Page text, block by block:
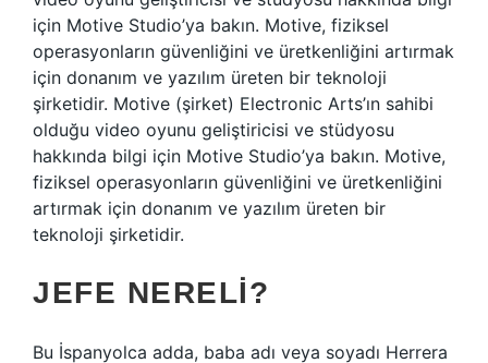
için Motive Studio’ya bakın. Motive, fiziksel
operasyonların güvenliğini ve üretkenliğini artırmak
için donanım ve yazılım üreten bir teknoloji
şirketidir. Motive (şirket) Electronic Arts’ın sahibi
olduğu video oyunu geliştiricisi ve stüdyosu
hakkında bilgi için Motive Studio’ya bakın. Motive,
fiziksel operasyonların güvenliğini ve üretkenliğini
artırmak için donanım ve yazılım üreten bir
teknoloji şirketidir.
JEFE NERELI?
Bu İspanyolca adda, baba adı veya soyadı Herrera